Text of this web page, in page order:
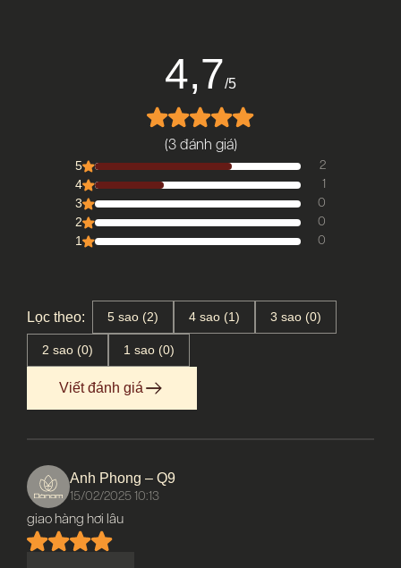
4,7/5
(3 đánh giá)
5 2
4 1
3 0
2 0
1 0
Lọc theo: 5 sao (2) 4 sao (1) 3 sao (0)
2 sao (0) 1 sao (0)
Viết đánh giá
Anh Phong – Q9
15/02/2025 10:13
giao hàng hơi lâu